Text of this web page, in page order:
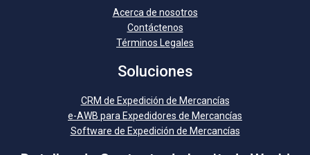
Acerca de nosotros
Contáctenos
Términos Legales
Soluciones
CRM de Expedición de Mercancías
e-AWB para Expedidores de Mercancías
Software de Expedición de Mercancías